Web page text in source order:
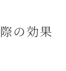
の効果